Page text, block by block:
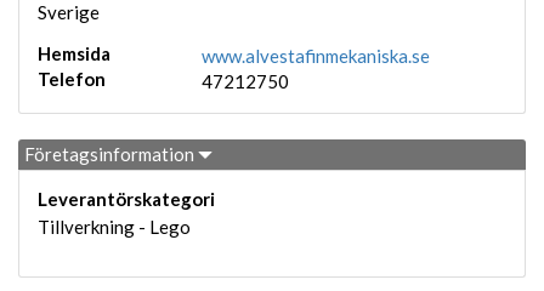
Sverige
Hemsida
www.alvestafinmekaniska.se
Telefon
47212750
Företagsinformation
Leverantörskategori
Tillverkning - Lego